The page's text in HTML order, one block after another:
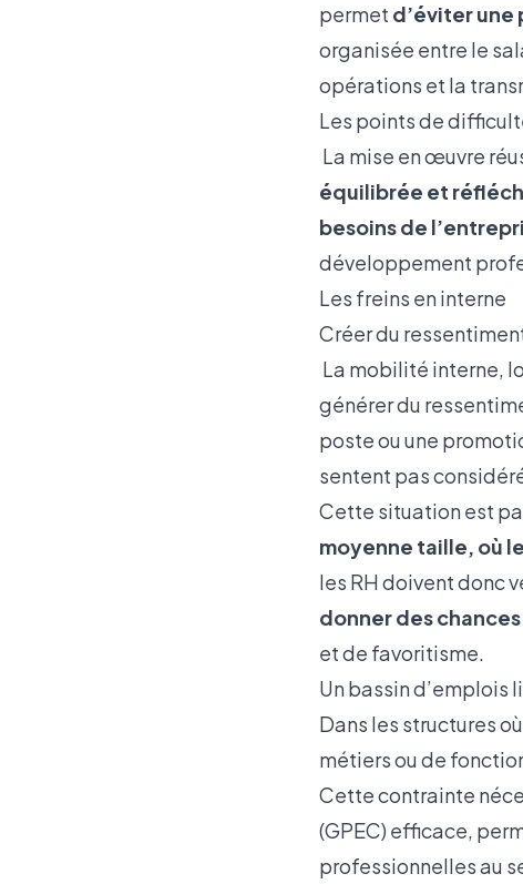
permet d’éviter une
organisée entre le
opérations et la
Les points de
La mise en œuvre
équilibrée et
besoins de
développement
Les freins en interne
Créer du
La mobilité interne,
générer du
poste ou une
sentent pas
Cette situation est
moyenne taille, où
les RH doivent donc
donner des
et de favoritisme.
Un bassin d’emplois
Dans les structures
métiers ou de
Cette contrainte
(GPEC) efficace,
professionnelles au